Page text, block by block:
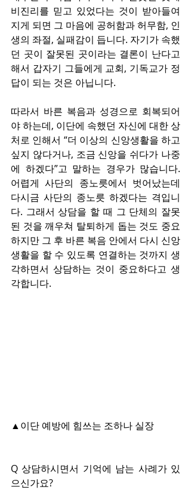
비진리를 믿고 있었다는 것이 받아들여
지게 되면 그 마음에 공허함과 허무함, 인
생의 좌절, 실패감이 듭니다. 자기가 속했
던 곳이 잘못된 곳이라는 결론이 난다고
해서 갑자기 그들에게 교회, 기독교가 정
답이 되는 것은 아닙니다.
따라서 바른 복음과 성경으로 회복되어
야 하는데, 이단에 속했던 자신에 대한 상
처로 인해서 “더 이상의 신앙생활을 하고
싶지 않다거나, 조금 신앙을 쉬다가 나중
에 하겠다”고 말하는 경우가 많습니다.
어렵게 사단의 종노릇에서 벗어났는데
다시금 사단의 종노릇 하겠다는 격입니
다. 그래서 상담을 할 때 그 단체의 잘못
된 것을 깨우쳐 탈퇴하게 돕는 것도 중요
하지만 그 후 바른 복음 안에서 다시 신앙
생활을 할 수 있도록 연결하는 것까지 생
각하면서 상담하는 것이 중요하다고 생
각합니다.
▲이단 예방에 힘쓰는 조하나 실장
Q 상담하시면서 기억에 남는 사례가 있
으신가요?